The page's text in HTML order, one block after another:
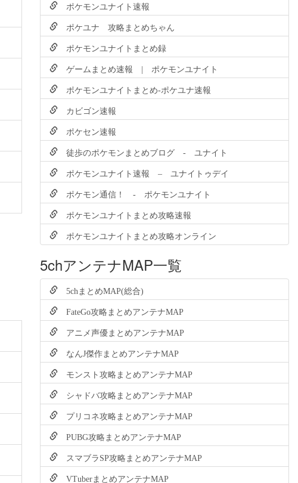
ポケモンユナイト速報
ポケユナ 攻略まとめちゃん
ポケモンユナイトまとめ録
ゲームまとめ速報 | ポケモンユナイト
ポケモンユナイトまとめ-ポケユナ速報
カビゴン速報
ポケセン速報
徒歩のポケモンまとめブログ - ユナイト
ポケモンユナイト速報 – ユナイトゥデイ
ポケモン通信！ - ポケモンユナイト
ポケモンユナイトまとめ攻略速報
ポケモンユナイトまとめ攻略オンライン
5chアンテナMAP一覧
5chまとめMAP(総合)
FateGo攻略まとめアンテナMAP
アニメ声優まとめアンテナMAP
なんJ傑作まとめアンテナMAP
モンスト攻略まとめアンテナMAP
シャドバ攻略まとめアンテナMAP
プリコネ攻略まとめアンテナMAP
PUBG攻略まとめアンテナMAP
スマブラSP攻略まとめアンテナMAP
VTuberまとめアンテナMAP